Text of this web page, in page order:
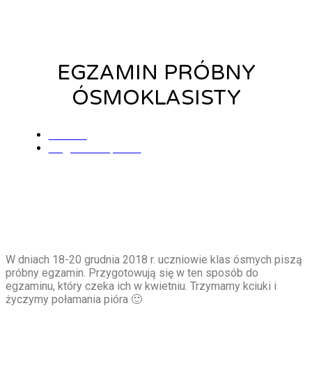
EGZAMIN PRÓBNY
ÓSMOKLASISTY
W dniach 18-20 grudnia 2018 r. uczniowie klas ósmych piszą
próbny egzamin. Przygotowują się w ten sposób do
egzaminu, który czeka ich w kwietniu. Trzymamy kciuki i
życzymy połamania pióra 🙂